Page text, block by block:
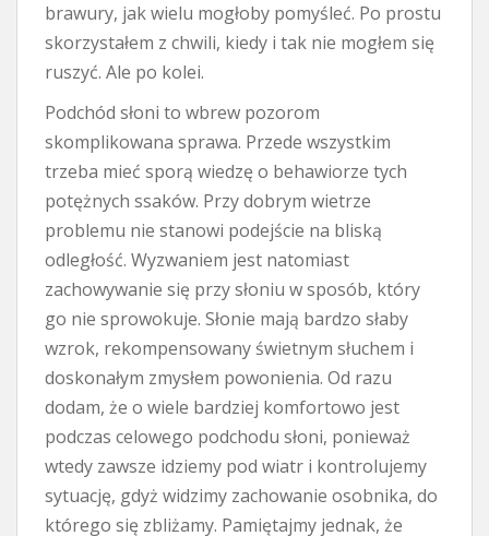
brawury, jak wielu mogłoby pomyśleć. Po prostu
skorzystałem z chwili, kiedy i tak nie mogłem się
ruszyć. Ale po kolei.
Podchód słoni to wbrew pozorom
skomplikowana sprawa. Przede wszystkim
trzeba mieć sporą wiedzę o behawiorze tych
potężnych ssaków. Przy dobrym wietrze
problemu nie stanowi podejście na bliską
odległość. Wyzwaniem jest natomiast
zachowywanie się przy słoniu w sposób, który
go nie sprowokuje. Słonie mają bardzo słaby
wzrok, rekompensowany świetnym słuchem i
doskonałym zmysłem powonienia. Od razu
dodam, że o wiele bardziej komfortowo jest
podczas celowego podchodu słoni, ponieważ
wtedy zawsze idziemy pod wiatr i kontrolujemy
sytuację, gdyż widzimy zachowanie osobnika, do
którego się zbliżamy. Pamiętajmy jednak, że